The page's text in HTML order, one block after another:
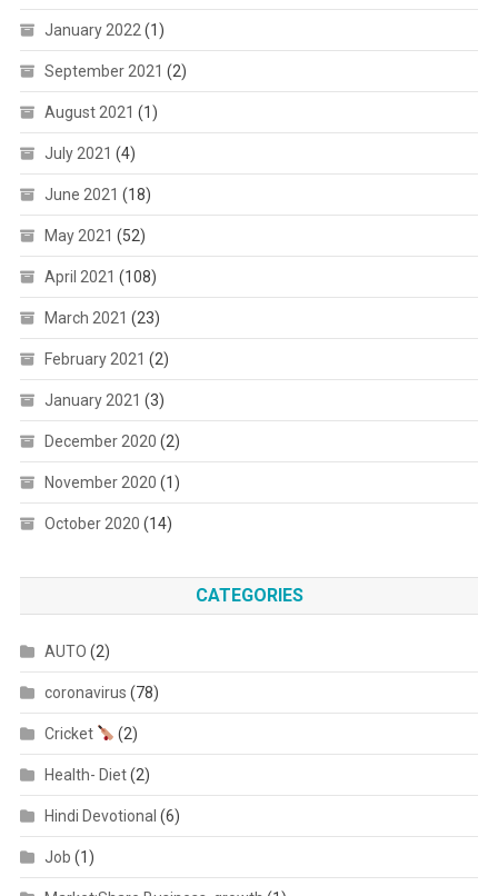
January 2022 (1)
September 2021 (2)
August 2021 (1)
July 2021 (4)
June 2021 (18)
May 2021 (52)
April 2021 (108)
March 2021 (23)
February 2021 (2)
January 2021 (3)
December 2020 (2)
November 2020 (1)
October 2020 (14)
CATEGORIES
AUTO (2)
coronavirus (78)
Cricket (2)
Health- Diet(2)
Hindi Devotional (6)
Job (1)